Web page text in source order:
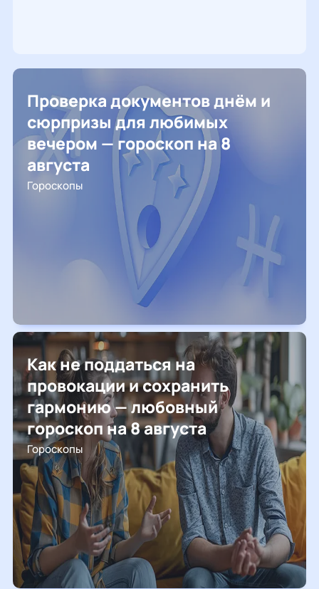
Проверка документов днём и
сюрпризы для любимых
вечером — гороскоп на 8
августа
Гороскопы
Как не поддаться на
провокации и сохранить
гармонию — любовный
гороскоп на 8 августа
Гороскопы